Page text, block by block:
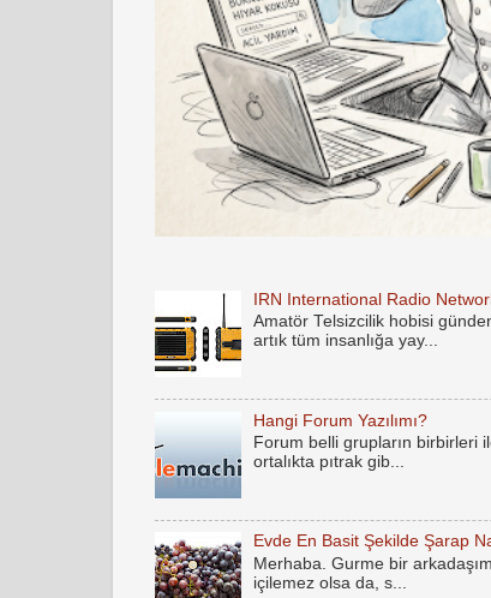
IRN International Radio
Amatör Telsizcilik hobisi
artık tüm insanlığa yay...
Hangi Forum Yazılımı?
Forum belli grupların birbirleri
ortalıkta pıtrak gib...
Evde En Basit Şekilde Şarap
Merhaba. Gurme bir
içilemez olsa da, s...